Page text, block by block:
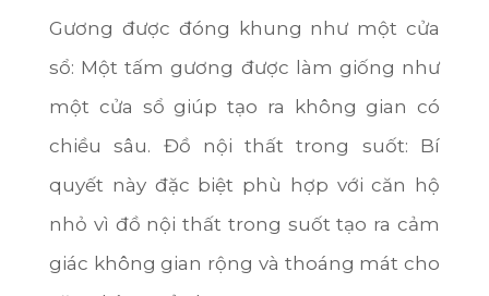
Bắc Giang
Hòa Bình
Vĩnh Phúc
Lào Cai
Gương được đóng khung như một cửa
sổ: Một tấm gương được làm giống như
một cửa sổ giúp tạo ra không gian có
chiều sâu. Đồ nội thất trong suốt: Bí
quyết này đặc biệt phù hợp với căn hộ
nhỏ vì đồ nội thất trong suốt tạo ra cảm
giác không gian rộng và thoáng mát cho